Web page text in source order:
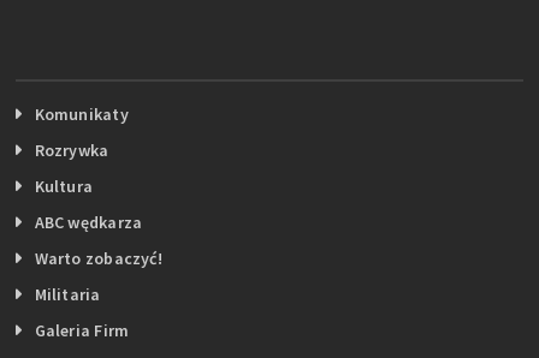
Komunikaty
Rozrywka
Kultura
ABC wędkarza
Warto zobaczyć!
Militaria
Galeria Firm